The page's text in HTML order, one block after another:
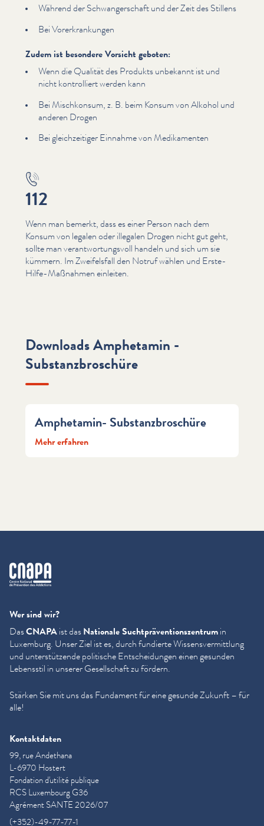
Während der Schwanger­schaft und der Zeit des Stillens
Bei Vor­erkrankun­gen
Zudem ist besondere Vorsicht geboten:
Wenn die Qualität des Produkts unbekannt ist und
nicht kon­trol­liert werden kann
Bei Mischkonsum, z. B. beim Konsum von Alkohol und
anderen Drogen
Bei gle­ichzeit­iger Einnahme von Medika­menten
112
Wenn man bemerkt, dass es einer Person nach dem
Konsum von legalen oder illegalen Drogen nicht gut geht,
sollte man ver­ant­wor­tungsvoll handeln und sich um sie
kümmern. Im Zweifels­fall den Notruf wählen und Erste-
Hilfe-Maßnahmen einleiten.
Downloads Amphetamin -
Substanzbroschüre
Amphetamin- Substanzbroschüre
Mehr erfahren
cnapa
Wer sind wir?
DasCNAPAist dasNationale Sucht­präven­tion­szen­trumin
Luxemburg. Unser Ziel ist es, durch fundierte Wis­sensver­mit­tlung
und unter­stützende politische Entschei­dun­gen einen gesunden
Lebensstil in unserer Gesellschaft zu fördern.
Stärken Sie mit uns das Fundament für eine gesunde Zukunft – für
alle!
Kontaktdaten
99, rue Andethana
L-6970 Hostert
Fondation d'utilité publique
RCS Luxembourg G36
Agrément SANTE 2026/07
(+352)-49-77-77-1